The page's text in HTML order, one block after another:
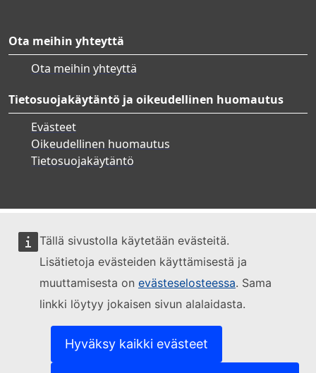
Tällä sivustolla käytetään evästeitä.
Lisätietoja evästeiden käyttämisestä ja
muuttamisesta on evästeselosteessa. Sama
linkki löytyy jokaisen sivun alalaidasta.
Hyväksy kaikki evästeet
Ota meihin yhteyttä
Ota meihin yhteyttä
Tietosuojakäytäntö ja oikeudellinen huomautus
Evästeet
Oikeudellinen huomautus
Tietosuojakäytäntö